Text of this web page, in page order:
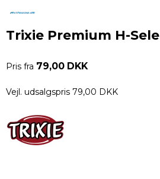
Trixie Premium H-Sele
Pris fra 79,00 DKK
Vejl. udsalgspris 79,00 DKK